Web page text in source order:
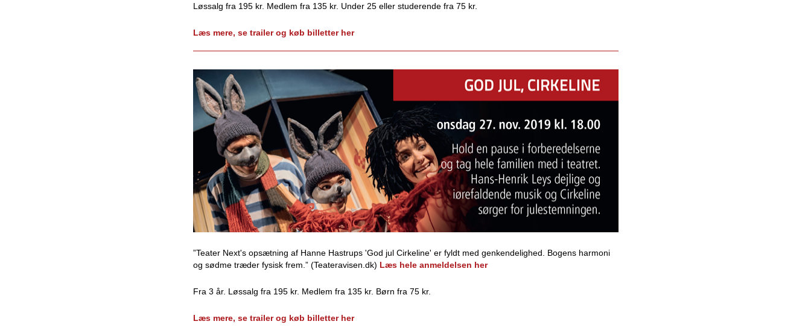
Løssalg fra 195 kr. Medlem fra 135 kr. Under 25 eller studerende fra 75 kr.
Læs mere, se trailer og køb billetter her
”Teater Next's opsætning af Hanne Hastrups 'God jul Cirkeline' er fyldt med genkendelighed. Bogens harmoni
og sødme træder fysisk frem.” (Teateravisen.dk) Læs hele anmeldelsen her
Fra 3 år. Løssalg fra 195 kr. Medlem fra 135 kr. Børn fra 75 kr.
Læs mere, se trailer og køb billetter her